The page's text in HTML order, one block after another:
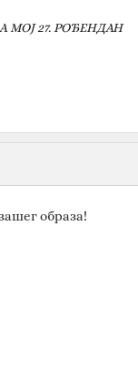
МОЈ 27. РОЂЕНДАН
образа!